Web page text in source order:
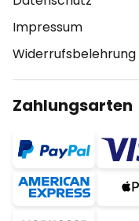
Impressum
Widerrufsbelehrung
Zahlungsarten